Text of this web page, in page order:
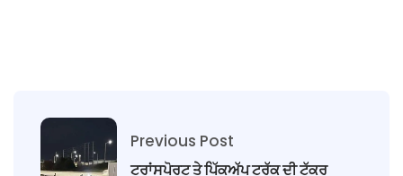
Previous Post
ਟਰਾਂਸਪੋਰਟ ਤੇ ਪਿੱਕਅੱਪ ਟਰੱਕ ਦੀ ਟੱਕਰ